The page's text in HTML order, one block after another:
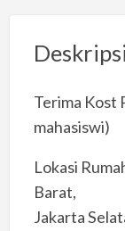
Terima Kost
mahasiswi)
Lokasi
Barat,
Jakarta